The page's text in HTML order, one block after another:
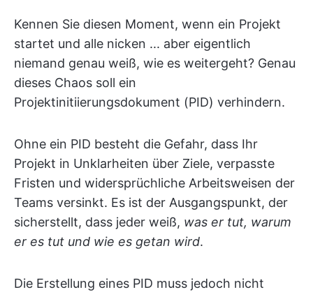
Kennen Sie diesen Moment, wenn ein Projekt
startet und alle nicken ... aber eigentlich
niemand genau weiß, wie es weitergeht? Genau
dieses Chaos soll ein
Projektinitiierungsdokument (PID) verhindern.
Ohne ein PID besteht die Gefahr, dass Ihr
Projekt in Unklarheiten über Ziele, verpasste
Fristen und widersprüchliche Arbeitsweisen der
Teams versinkt. Es ist der Ausgangspunkt, der
sicherstellt, dass jeder weiß, was er tut, warum
er es tut und wie es getan wird.
Die Erstellung eines PID muss jedoch nicht